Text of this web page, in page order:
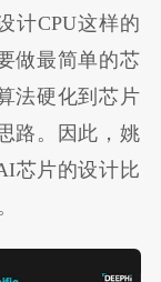
计CPU这样的
做最简单的芯
法硬化到芯片
路。因此，姚
芯片的设计比